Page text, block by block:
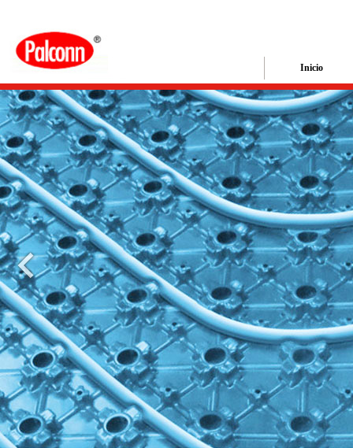
Inicio